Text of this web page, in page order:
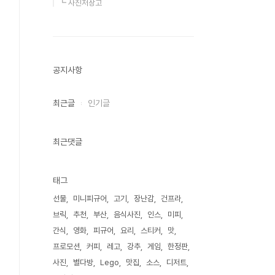
┗ 사진저장고
공지사항
최근글 인기글
최근댓글
태그
선물 미니피규어 고기 장난감
건프라
브릭
추천 부산 음식사진 인스
미피
간식
영화 피규어 요리 스티커
맛
프로모션
커피 레고 강추 게임
한정판
사진
별다방 Lego 맛집 소스
디저트